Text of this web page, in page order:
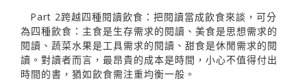
Part 2跨越四種閱讀飲食：把閱讀當成飲食來談，可分
為四種飲食：主食是生存需求的閱讀、美食是思想需求的
閱讀、蔬菜水果是工具需求的閱讀、甜食是休閒需求的閱
讀。對讀者而言，最昂貴的成本是時間，小心不值得付出
時間的書，猶如飲食需注重均衡一般。